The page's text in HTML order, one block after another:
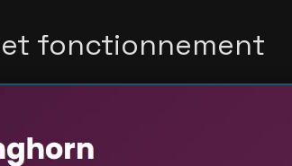
fonctionnement